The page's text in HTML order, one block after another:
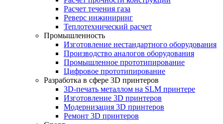
Расчет течения газа
Реверс инжиниринг
Теплотехнический расчет
Промышленность
Изготовление нестандартного оборудования
Производство аналогов оборудования
Промышленное прототипирование
Цифровое прототипирование
Разработка в сфере 3D принтеров
3D-печать металлом на SLM принтере
Изготовление 3D принтеров
Модернизация 3D принтеров
Ремонт 3D принтеров